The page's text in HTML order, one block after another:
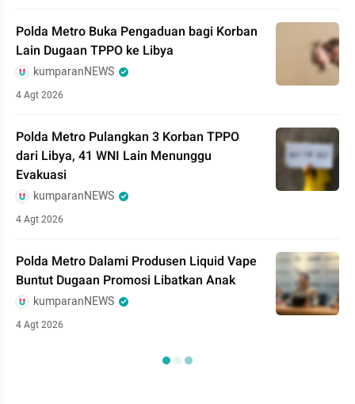
Polda Metro Buka Pengaduan bagi Korban
Lain Dugaan TPPO ke Libya
kumparanNEWS
4 Agt 2026
Polda Metro Pulangkan 3 Korban TPPO
dari Libya, 41 WNI Lain Menunggu
Evakuasi
kumparanNEWS
4 Agt 2026
Polda Metro Dalami Produsen Liquid Vape
Buntut Dugaan Promosi Libatkan Anak
kumparanNEWS
4 Agt 2026